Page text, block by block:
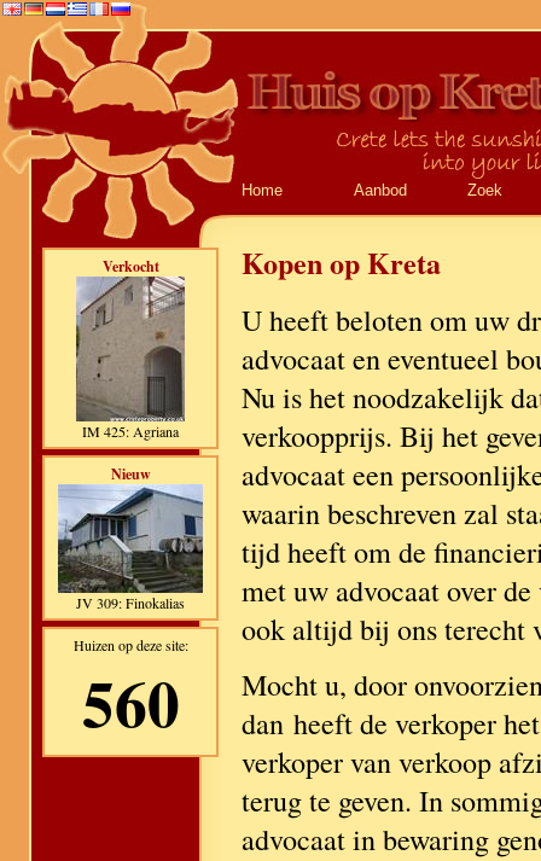
Home Aanbod Zoek
Verkocht
IM 425: Agriana
Nieuw
JV 309: Finokalias
Huizen op deze site:
560
Kopen op Kreta
U heeft beloten om uw
advocaat en eventueel
Nu is het noodzakelijk
verkoopprijs. Bij het
advocaat een
waarin beschreven zal
tijd heeft om de
met uw advocaat over
ook altijd bij ons terecht
Mocht u, door
dan heeft de verkoper
verkoper van verkoop
terug te geven. In
advocaat in bewaring